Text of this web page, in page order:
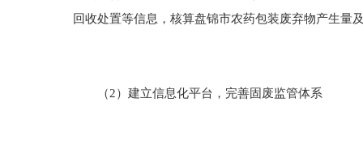
回收处置等信息，核算盘锦市农药包装废弃物产生量
（2）建立信息化平台，完善固废监管体系